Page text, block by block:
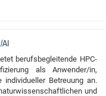
berufsbegleitende HPC-
als Anwender/in,
Betreuung an.
und